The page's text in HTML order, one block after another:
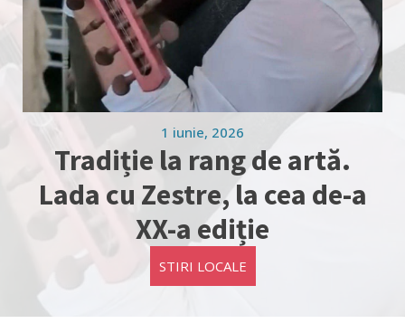
1 iunie, 2026
Tradiție la rang de artă.
Lada cu Zestre, la cea de-a
XX-a ediție
STIRI LOCALE